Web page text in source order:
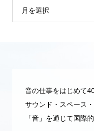
月を選択
音の仕事をはじめて40
サウンド・スペース
「音」を通じて国際